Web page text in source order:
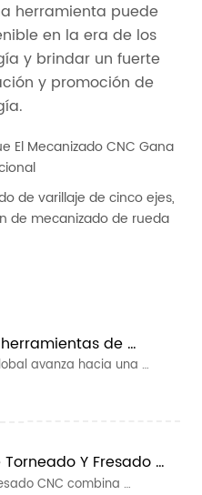
El Mecanizado CNC Gana
de varillaje de cinco ejes,
de mecanizado de rueda
de
inteligente
avanza hacia una
más cortos y una
inteligente se ha
Y Fresado
CNC combina